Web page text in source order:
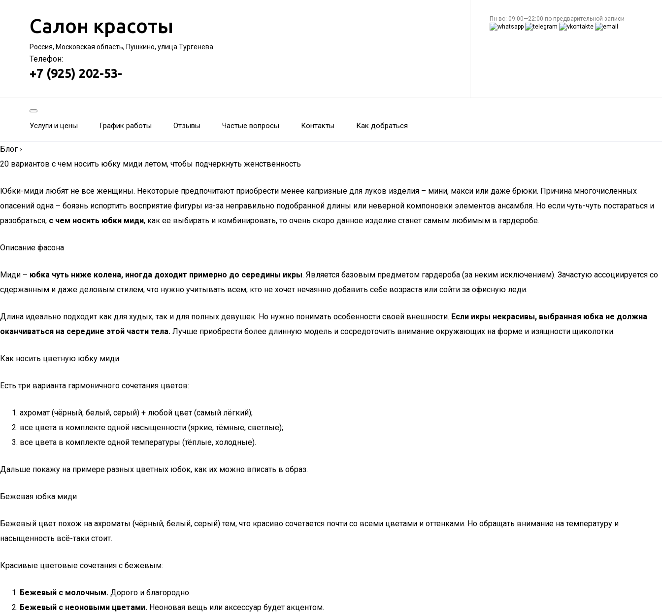
Салон красоты
Россия, Московская область, Пушкино, улица Тургенева
Телефон:
+7 (925) 202-53-
Пн-вс: 09:00—22:00 по предварительной записи
Услуги и цены График работы Отзывы Частые вопросы Контакты Как добраться
Блог ›
20 вариантов с чем носить юбку миди летом, чтобы подчеркнуть женственность
Юбки-миди любят не все женщины. Некоторые предпочитают приобрести менее капризные для луков изделия – мини, макси или даже брюки. Причина многочисленных
опасений одна – боязнь испортить восприятие фигуры из-за неправильно подобранной длины или неверной компоновки элементов ансамбля. Но если чуть-чуть постараться и
разобраться, с чем носить юбки миди, как ее выбирать и комбинировать, то очень скоро данное изделие станет самым любимым в гардеробе.
Описание фасона
Миди – юбка чуть ниже колена, иногда доходит примерно до середины икры. Является базовым предметом гардероба (за неким исключением). Зачастую ассоциируется со
сдержанным и даже деловым стилем, что нужно учитывать всем, кто не хочет нечаянно добавить себе возраста или сойти за офисную леди.
Длина идеально подходит как для худых, так и для полных девушек. Но нужно понимать особенности своей внешности. Если икры некрасивы, выбранная юбка не должна
оканчиваться на середине этой части тела. Лучше приобрести более длинную модель и сосредоточить внимание окружающих на форме и изящности щиколотки.
Как носить цветную юбку миди
Есть три варианта гармоничного сочетания цветов:
ахромат (чёрный, белый, серый) + любой цвет (самый лёгкий);
все цвета в комплекте одной насыщенности (яркие, тёмные, светлые);
все цвета в комплекте одной температуры (тёплые, холодные).
Дальше покажу на примере разных цветных юбок, как их можно вписать в образ.
Бежевая юбка миди
Бежевый цвет похож на ахроматы (чёрный, белый, серый) тем, что красиво сочетается почти со всеми цветами и оттенками. Но обращать внимание на температуру и
насыщенность всё-таки стоит.
Красивые цветовые сочетания с бежевым:
Бежевый с молочным. Дорого и благородно.
Бежевый с неоновыми цветами. Неоновая вещь или аксессуар будет акцентом.